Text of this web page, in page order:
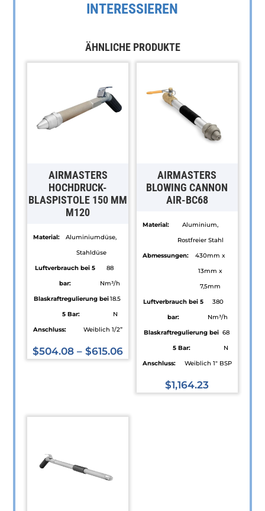
INTERESSIEREN
ÄHNLICHE PRODUKTE
AIRMASTERS
HOCHDRUCK-
BLASPISTOLE 150 MM
M120
Material:
Aluminiumdüse,
Stahldüse
Luftverbrauch bei 5
bar:
88
Nm³/h
Blaskraftregulierung bei
5 Bar:
18.5
N
Anschluss:
Weiblich 1/2”
$504.08 –$615.06
Optionen
AIRMASTERS
BLOWING CANNON
AIR-BC68
Material:
Aluminium,
Rostfreier Stahl
Abmessungen:
430mm x
13mm x
7,5mm
Luftverbrauch bei 5
bar:
380
Nm³/h
Blaskraftregulierung bei
5 Bar:
68
N
Anschluss:
Weiblich 1" BSP
$1,164.23